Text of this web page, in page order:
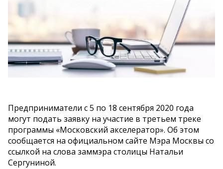
Предприниматели с 5 по 18 сентября 2020 года
могут подать заявку на участие в третьем треке
программы «Московский акселератор». Об этом
сообщается на официальном сайте Мэра Москвы со
ссылкой на слова заммэра столицы Натальи
Сергуниной.